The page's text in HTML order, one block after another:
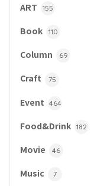
ART 155
Book 110
Column 69
Craft 75
Event 464
Food&Drink 182
Movie 46
Music 7